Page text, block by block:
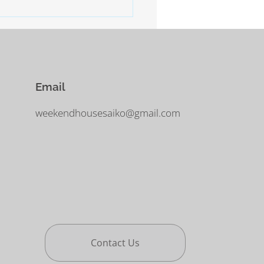
Email
weekendhousesaiko@gmail.com
Contact Us